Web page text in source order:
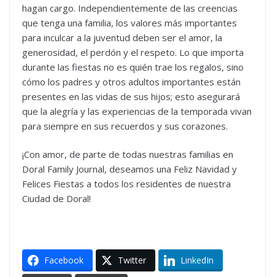
hagan cargo. Independientemente de las creencias
que tenga una familia, los valores más importantes
para inculcar a la juventud deben ser el amor, la
generosidad, el perdón y el respeto. Lo que importa
durante las fiestas no es quién trae los regalos, sino
cómo los padres y otros adultos importantes están
presentes en las vidas de sus hijos; esto asegurará
que la alegría y las experiencias de la temporada vivan
para siempre en sus recuerdos y sus corazones.
¡Con amor, de parte de todas nuestras familias en
Doral Family Journal, deseamos una Feliz Navidad y
Felices Fiestas a todos los residentes de nuestra
Ciudad de Doral!
Facebook Twitter LinkedIn